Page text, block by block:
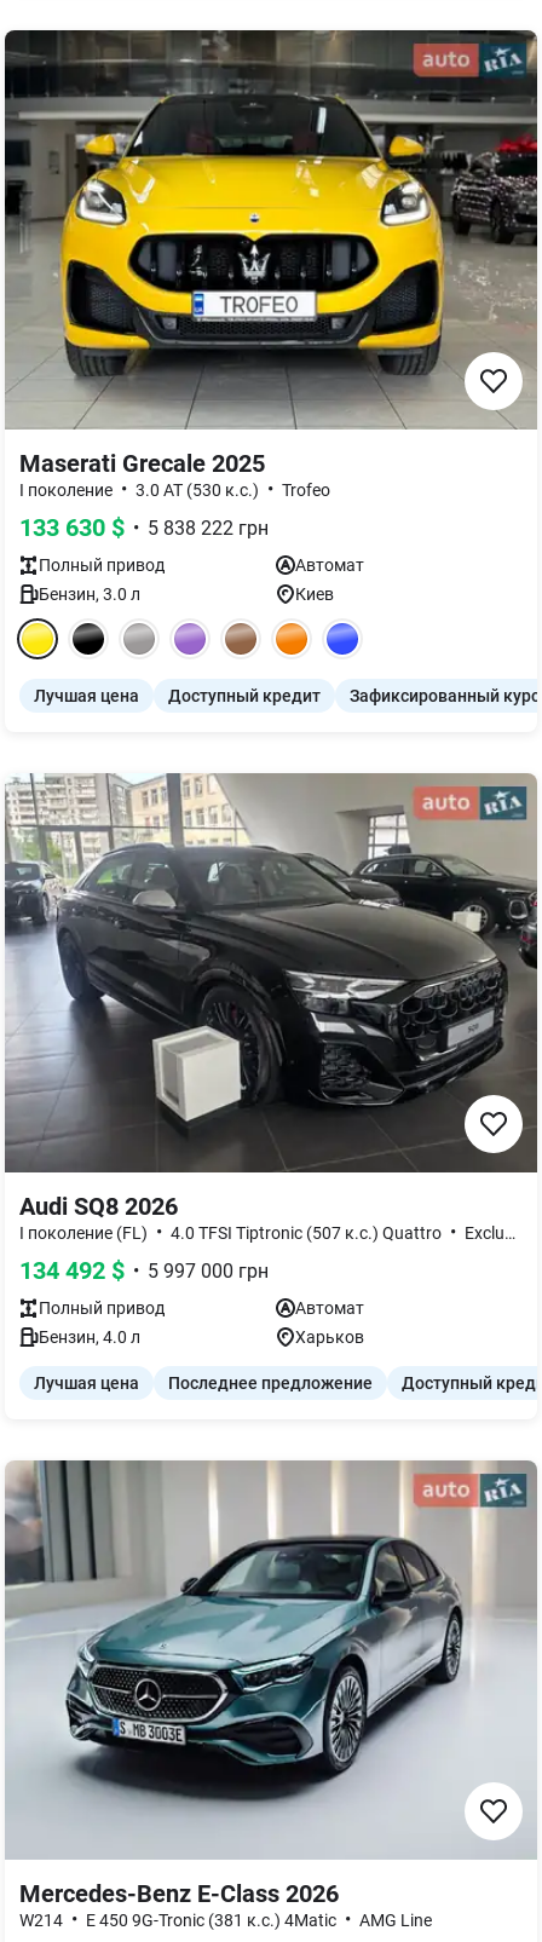
Maserati Grecale 2025
I поколение • 3.0 AT (530 к.с.) • Trofeo
133 630 $ • 5 838 222 грн
Полный привод
Автомат
Бензин, 3.0 л Киев
Лучшая цена Доступный кредит Зафиксированный курс
Audi SQ8 2026
I поколение (FL) • 4.0 TFSI Tiptronic (507 к.с.) Quattro • Exclusive
134 492 $ • 5 997 000 грн
Полный привод
Автомат
Бензин, 4.0 л Харьков
Лучшая цена Последнее предложение Доступный
Mercedes-Benz E-Class 2026
W214 • E 450 9G-Tronic (381 к.с.) 4Matic • AMG Line